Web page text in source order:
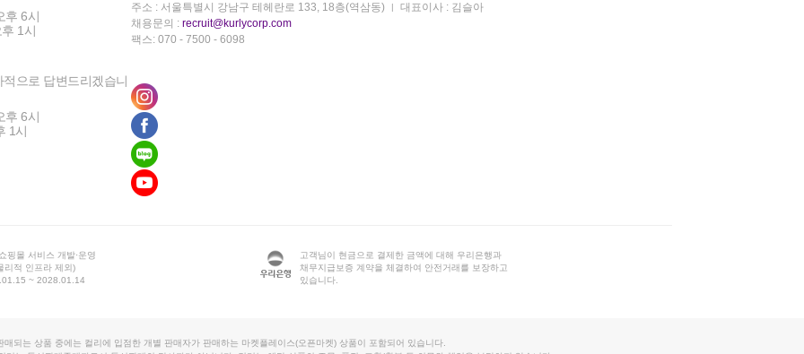
후 6시
1시
으로 답변드리겠습니
후 6시
1시
주소 : 서울특별시 강남구 테헤란로 133, 18층(역삼동)
대표이사 : 김슬아
채용문의 : recruit@kurlycorp.com
팩스: 070 - 7500 - 6098
핑몰 서비스 개발·운영
리적 인프라 제외)
~ 2028.01.14
고객님이 현금으로 결제한 금액에 대해 우리은행과
채무지급보증 계약을 체결하여 안전거래를 보장하고
있습니다.
매되는 상품 중에는 컬리에 입점한 개별 판매자가 판매하는 마켓플레이스(오픈마켓) 상품이 포함되어 있습니다.